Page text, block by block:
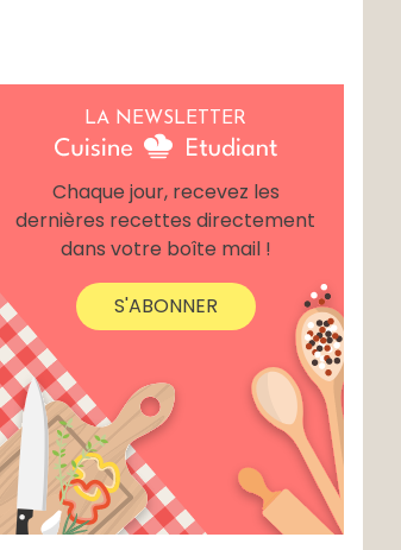
LA NEWSLETTER
Chaque jour, recevez les
dernières recettes directement
dans votre boîte mail !
S'ABONNER